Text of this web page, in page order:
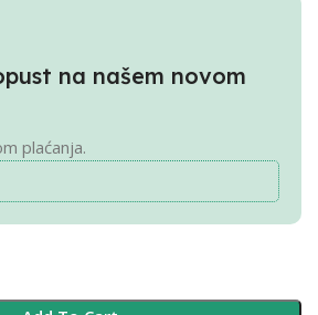
na našem novom
plaćanja.